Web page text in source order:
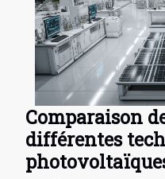
Comparaison
différentes